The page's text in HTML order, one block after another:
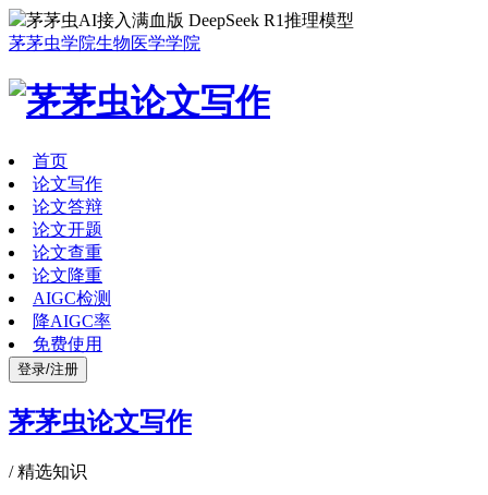
茅茅虫AI接入满血版 DeepSeek R1推理模型
茅茅虫学院生物医学学院
首页
论文写作
论文答辩
论文开题
论文查重
论文降重
AIGC检测
降AIGC率
免费使用
登录/注册
茅茅虫论文写作
/精选知识